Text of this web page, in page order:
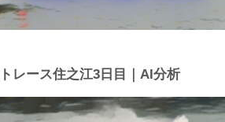
レース住之江3日目｜AI分析